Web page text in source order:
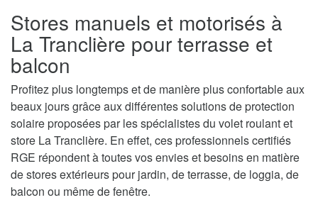
Stores manuels et motorisés à
La Tranclière pour terrasse et
balcon
Profitez plus longtemps et de manière plus confortable aux
beaux jours grâce aux différentes solutions de protection
solaire proposées par les spécialistes du volet roulant et
store La Tranclière. En effet, ces professionnels certifiés
RGE répondent à toutes vos envies et besoins en matière
de stores extérieurs pour jardin, de terrasse, de loggia, de
balcon ou même de fenêtre.